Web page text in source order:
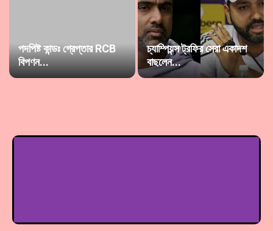
পদপিষ্ট কান্ডঃ গ্রেপ্তার RCB
বিপণন...
চ্যাম্পিয়ন্স ট্রফির সেরা একাদশ
বাছলেন...